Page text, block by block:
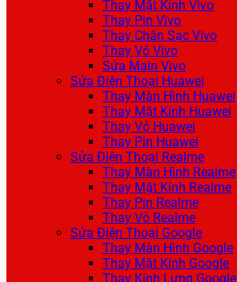
Thay Mặt Kính Vivo
Thay Pin Vivo
Thay Chân Sạc Vivo
Thay Vỏ Vivo
Sửa Main Vivo
Sửa Điện Thoại Huawei
Thay Màn Hình Huawei
Thay Mặt Kính Huawei
Thay Vỏ Huawei
Thay Pin Huawei
Sửa Điện Thoại Realme
Thay Màn Hình Realme
Thay Mặt Kính Realme
Thay Pin Realme
Thay Vỏ Realme
Sửa Điện Thoại Google
Thay Màn Hình Google
Thay Mặt Kính Google
Thay Kính Lưng Google